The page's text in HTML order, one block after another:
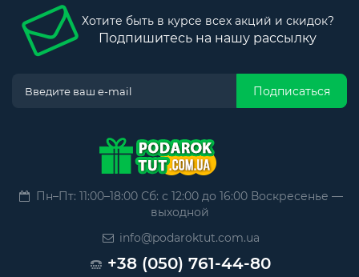
Хотите быть в курсе всех акций и скидок?
Подпишитесь на нашу рассылку
Подписаться
Пн–Пт: 11:00–18:00 Сб: с 12:00 до 16:00 Воскресенье —
выходной
info@podaroktut.com.ua
+38 (050) 761-44-80